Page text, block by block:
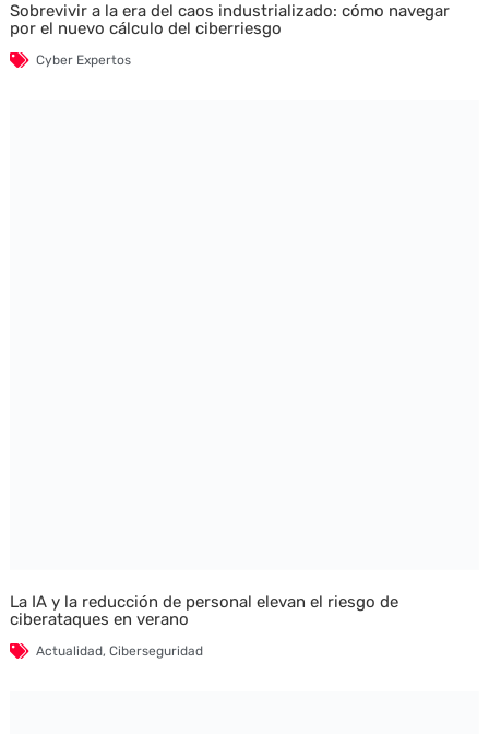
Sobrevivir a la era del caos industrializado: cómo navegar
por el nuevo cálculo del ciberriesgo
Cyber Expertos
La IA y la reducción de personal elevan el riesgo de
ciberataques en verano
Actualidad, Ciberseguridad